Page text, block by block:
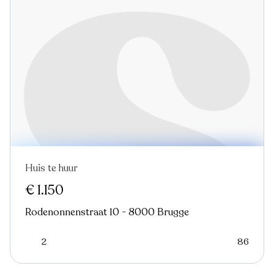
Huis te huur
€ 1.150
Rodenonnenstraat 10 - 8000 Brugge
2 86